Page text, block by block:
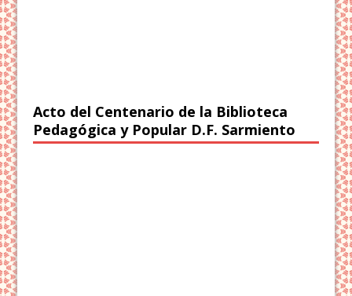
Acto del Centenario de la Biblioteca
Pedagógica y Popular D.F. Sarmiento